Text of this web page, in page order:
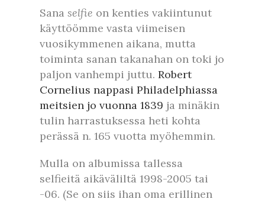
Sana selfie on kenties vakiintunut
käyttöömme vasta viimeisen
vuosikymmenen aikana, mutta
toiminta sanan takanahan on toki jo
paljon vanhempi juttu. Robert
Cornelius nappasi Philadelphiassa
meitsien jo vuonna 1839 ja minäkin
tulin harrastuksessa heti kohta
perässä n. 165 vuotta myöhemmin.
Mulla on albumissa tallessa
selfieitä aikäväliltä 1998-2005 tai
-06. (Se on siis ihan oma erillinen